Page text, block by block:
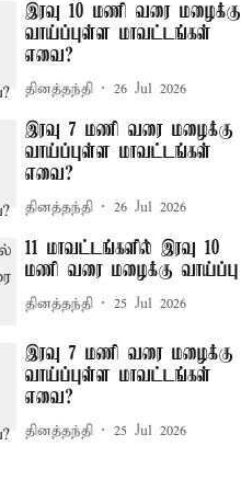
இரவு 10 மணி வரை மழைக்கு
வாய்ப்புள்ள மாவட்டங்கள்
எவை?
தினத்தந்தி 26 Jul 2026
இரவு 7 மணி வரை மழைக்கு
வாய்ப்புள்ள மாவட்டங்கள்
எவை?
தினத்தந்தி 26 Jul 2026
11 மாவட்டங்களில் இரவு 10
மணி வரை மழைக்கு வாய்ப்பு
தினத்தந்தி 25 Jul 2026
இரவு 7 மணி வரை மழைக்கு
வாய்ப்புள்ள மாவட்டங்கள்
எவை?
தினத்தந்தி 25 Jul 2026